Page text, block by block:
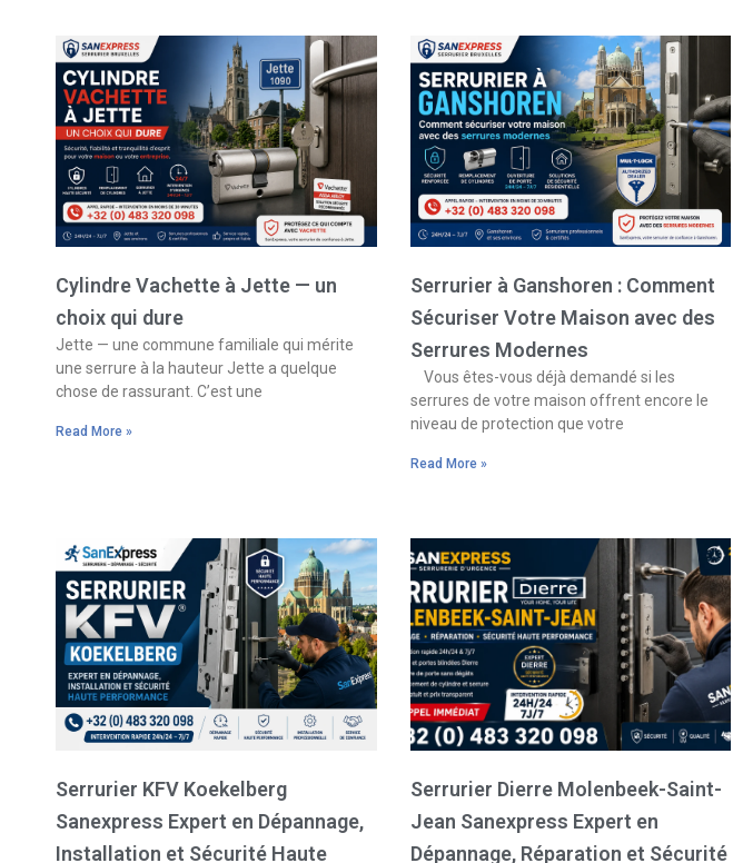
Cylindre Vachette à Jette — un
choix qui dure
Jette — une commune familiale qui mérite
une serrure à la hauteur Jette a quelque
chose de rassurant. C’est une
Read More »
Serrurier à Ganshoren : Comment
Sécuriser Votre Maison avec des
Serrures Modernes
Vous êtes-vous déjà demandé si les
serrures de votre maison offrent encore le
niveau de protection que votre
Read More »
Serrurier KFV Koekelberg
Sanexpress Expert en Dépannage,
Installation et Sécurité Haute
Serrurier Dierre Molenbeek-Saint-
Jean Sanexpress Expert en
Dépannage, Réparation et Sécurité